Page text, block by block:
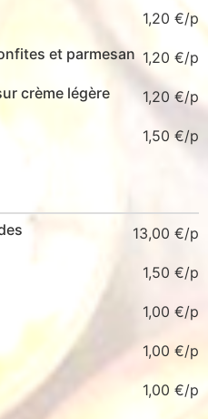
1,20 €
et parmesan 1,20 €
crème légère
1,20 €
1,50 €
13,00 €
1,50 €
1,00 €
1,00 €
1,00 €